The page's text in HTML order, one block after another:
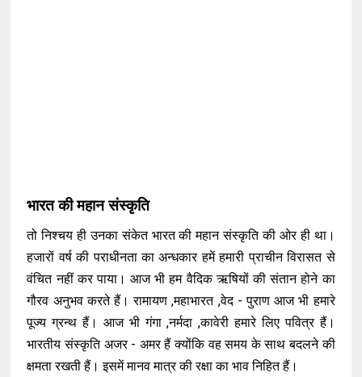
भारत की महान संस्कृति
तो निश्चय ही उनका संकेत भारत की महान संस्कृति की ओर ही था।
हजारों वर्ष की पराधीनता का अन्धकार हमें हमारी प्राचीन विरासत से
वंचित नहीं कर पाया। आज भी हम वैदिक ऋषियों की संतान होने का
गौरव अनुभव करते हैं। रामायण ,महाभारत ,वेद - पुराण आज भी हमारे
पूज्य ग्रन्थ हैं। आज भी गंगा ,नर्मदा ,कावेरी हमारे लिए पवित्र हैं।
भारतीय संस्कृति अजर - अमर हैं क्योंकि वह समय के साथ बदलने की
क्षमता रखती हैं। इसमें मानव मात्र की रक्षा का भाव निहित हैं।